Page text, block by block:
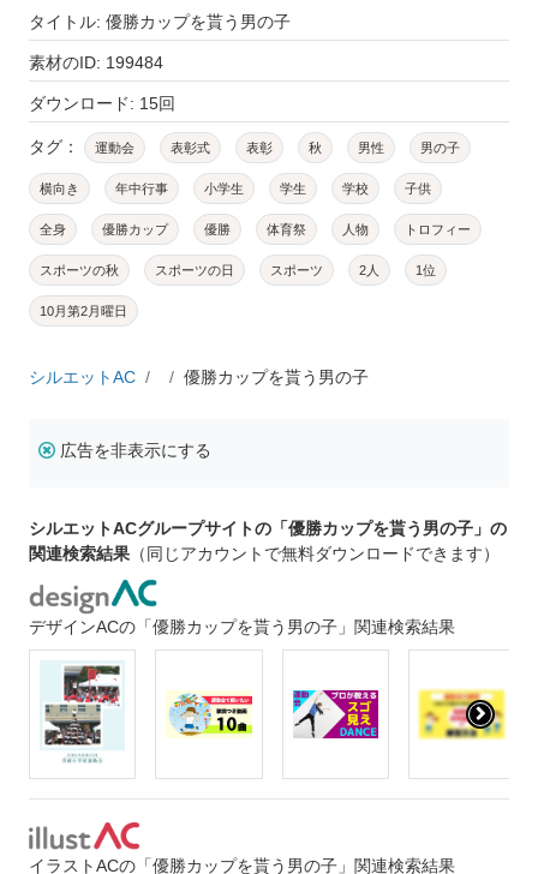
タイトル: 優勝カップを貰う男の子
素材のID: 199484
ダウンロード: 15回
タグ： 運動会 表彰式 表彰 秋 男性 男の子
横向き 年中行事 小学生 学生 学校 子供
全身 優勝カップ 優勝 体育祭 人物 トロフィー
スポーツの秋 スポーツの日 スポーツ 2人 1位
10月第2月曜日
シルエットAC 優勝カップを貰う男の子
広告を非表示にする
シルエットACグループサイトの「優勝カップを貰う男の子」の
関連検索結果 （同じアカウントで無料ダウンロードできます）
デザインACの「優勝カップを貰う男の子」関連検索結果
イラストACの「優勝カップを貰う男の子」関連検索結果